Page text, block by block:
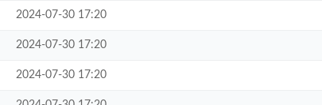
2024-07-30 17:20
2024-07-30 17:20
2024-07-30 17:20